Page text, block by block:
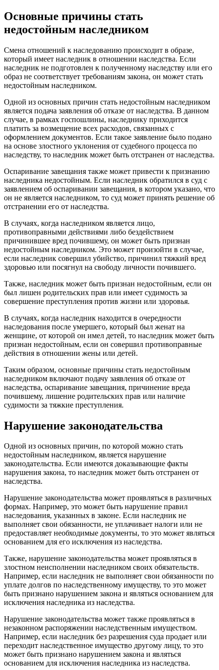
Основные причины стать
недостойным наследником
Смена отношений к наследованию происходит в образе,
который имеет наследник в отношении наследства. Если
наследник не подготовлен к полученному наследству или его
образ не соответствует требованиям закона, он может стать
недостойным наследником.
Одной из основных причин стать недостойным наследником
является подача заявления об отказе от наследства. В данном
случае, в рамках госпошлины, наследнику приходится
платить за возмещение всех расходов, связанных с
оформлением документов. Если такое заявление было подано
на основе злостного уклонения от судебного процесса по
наследству, то наследник может быть отстранен от наследства.
Оспаривание завещания также может привести к признанию
наследника недостойным. Если наследник обратился в суд с
заявлением об оспаривании завещания, в котором указано, что
он не является наследником, то суд может принять решение об
отстранении его от наследства.
В случаях, когда наследником является лицо,
противоправными действиями либо бездействием
причинившее вред почившему, он может быть признан
недостойным наследником. Это может произойти в случае,
если наследник совершил убийство, причинил тяжкий вред
здоровью или посягнул на свободу личности почившего.
Также, наследник может быть признан недостойным, если он
был лишен родительских прав или имеет судимость за
совершение преступления против жизни или здоровья.
В случаях, когда наследник находится в очередности
наследования после умершего, который был женат на
женщине, от которой он имел детей, то наследник может быть
признан недостойным, если он совершил противоправные
действия в отношении жены или детей.
Таким образом, основные причины стать недостойным
наследником включают подачу заявления об отказе от
наследства, оспаривание завещания, причинение вреда
почившему, лишение родительских прав или наличие
судимости за тяжкие преступления.
Нарушение законодательства
Одной из основных причин, по которой можно стать
недостойным наследником, является нарушение
законодательства. Если имеются доказывающие факты
нарушения закона, то наследник может быть отстранен от
наследства.
Нарушение законодательства может проявляться в различных
формах. Например, это может быть нарушение правил
наследования, указанных в законе. Если наследник не
выполняет свои обязанности, не уплачивает налоги или не
предоставляет необходимые документы, то это может являться
основанием для его исключения из наследства.
Также, нарушение законодательства может проявляться в
злостном неисполнении наследником своих обязательств.
Например, если наследник не выполняет свои обязанности по
уплате долгов по наследственному имуществу, то это может
быть признано нарушением закона и являться основанием для
исключения наследника из наследства.
Нарушение законодательства может также проявляться в
незаконном распоряжении наследственным имуществом.
Например, если наследник без разрешения суда продает или
переходит наследственное имущество другому лицу, то это
может быть признано нарушением закона и являться
основанием для исключения наследника из наследства.